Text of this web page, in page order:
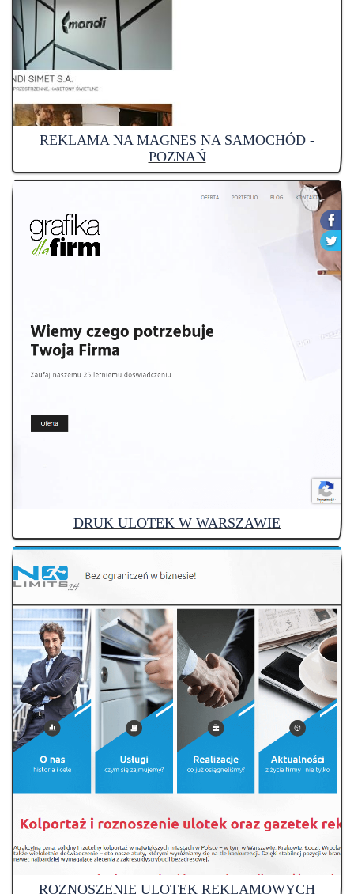
REKLAMA NA MAGNES NA SAMOCHÓD -
POZNAŃ
DRUK ULOTEK W WARSZAWIE
ROZNOSZENIE ULOTEK REKLAMOWYCH